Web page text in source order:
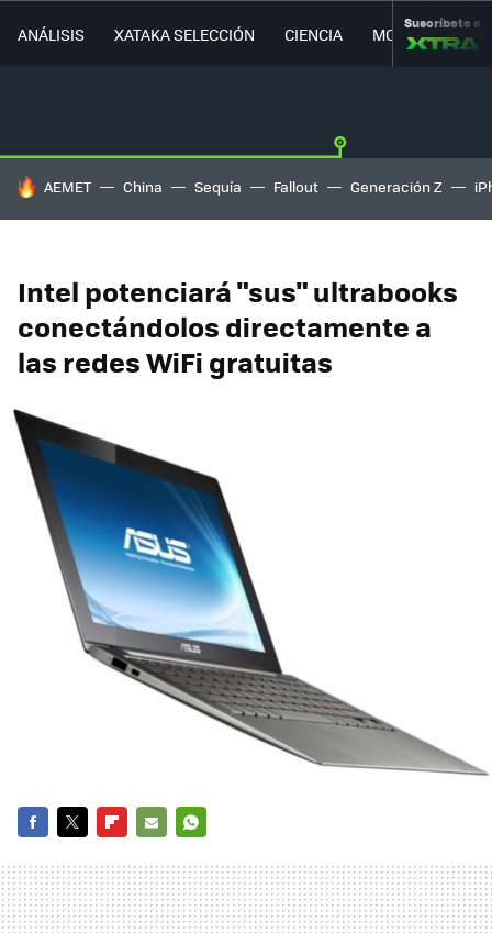
ANÁLISIS XATAKA SELECCIÓN CIENCIA MOVILIDAD
Suscríbete a
HOY SE HABLA DE
AEMET China Sequía Fallout Generación Z
Intel potenciará "sus" ultrabooks
conectándolos directamente a
las redes WiFi gratuitas
MAIL